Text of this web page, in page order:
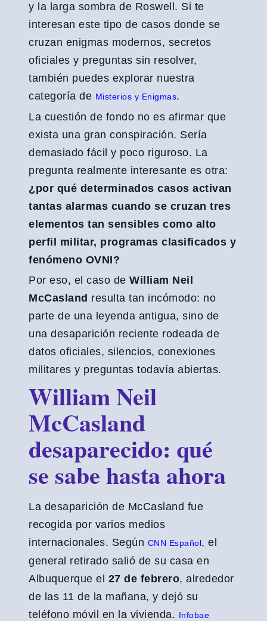
y la larga sombra de Roswell. Si te
interesan este tipo de casos donde se
cruzan enigmas modernos, secretos
oficiales y preguntas sin resolver,
también puedes explorar nuestra
categoría de Misterios y Enigmas.
La cuestión de fondo no es afirmar que
exista una gran conspiración. Sería
demasiado fácil y poco riguroso. La
pregunta realmente interesante es otra:
¿por qué determinados casos activan
tantas alarmas cuando se cruzan tres
elementos tan sensibles como alto
perfil militar, programas clasificados y
fenómeno OVNI?
Por eso, el caso de William Neil
McCasland resulta tan incómodo: no
parte de una leyenda antigua, sino de
una desaparición reciente rodeada de
datos oficiales, silencios, conexiones
militares y preguntas todavía abiertas.
William Neil
McCasland
desaparecido: qué
se sabe hasta ahora
La desaparición de McCasland fue
recogida por varios medios
internacionales. Según CNN Español, el
general retirado salió de su casa en
Albuquerque el 27 de febrero, alrededor
de las 11 de la mañana, y dejó su
teléfono móvil en la vivienda. Infobae